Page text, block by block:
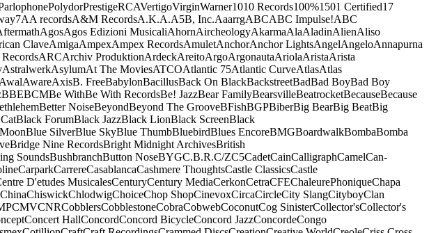
PolydorPrestigeRCAVertigoVirginWarner1010 Records100%1501 Certified17
7AA recordsA&M RecordsA.K.A.A5B, Inc.AaarrgABCABC Impulse!ABC
AgosAgos Edizioni MusicaliAhornAircheologyAkarmaAlaAladinAlienAliso
ClaveAmigaAmpexAmpex RecordsAmuletAnchorAnchor LightsAngelAngeloAnnapurna
ARCArchiv ProduktionArdeckAreitoArgoArgonautaAriolaAristaArista
AstralwerkAsylumAt The MoviesATCOAtlantic 75Atlantic CurveAtlasAtlas
AwalAwareAxisB. FreeBabylonBacillusBack On BlackBackstreetBadBad BoyBad Boy
BBEBCMBe WithBe With RecordsBe! JazzBear FamilyBearsvilleBeatrocketBecauseBecause
Better NoiseBeyondBeyond The GrooveBFishBGPBiberBig BearBig BeatBig
Black ForumBlack JazzBlack LionBlack ScreenBlack
Blue SilverBlue SkyBlue ThumbBluebirdBlues EncoreBMGBoardwalkBombaBomba
Bridge Nine RecordsBright Midnight ArchivesBritish
SoundsBushbranchButton NoseBYGC.B.R.C/ZC5CadetCainCalligraphCamelCan-
CarparkCarrereCasablancaCashmere ThoughtsCastle ClassicsCastle
D'etudes MusicalesCenturyCentury MediaCerkonCetraCFEChaleurePhoniqueChapa
ChinaChiswickChlodwigChoiceChop ShopCinevoxCircaCircleCity SlangCityboyClan
CMVCNRCobblersCobblestoneCobraCobwebCoconutCog SinisterCollector'sCollector's
Concert HallConcordConcord BicycleConcord JazzConcordeCongo